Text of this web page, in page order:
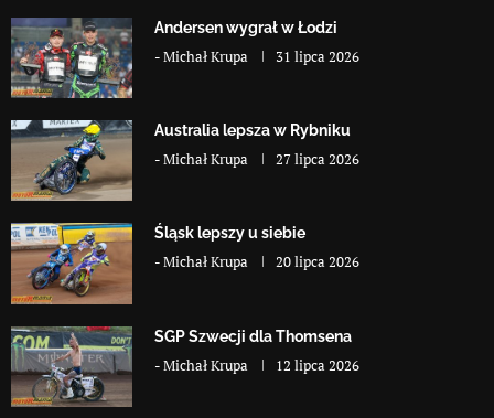
Andersen wygrał w Łodzi
-Michał Krupa 31 lipca 2026
Australia lepsza w Rybniku
-Michał Krupa 27 lipca 2026
Śląsk lepszy u siebie
-Michał Krupa 20 lipca 2026
SGP Szwecji dla Thomsena
-Michał Krupa 12 lipca 2026